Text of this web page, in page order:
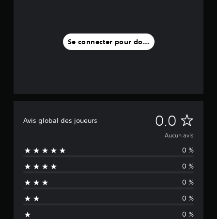
Se connecter pour donner un avis
Avis global des joueurs 0.0 A
u
c
u
n
a
Aucun avis
0 %
0 %
0 %
0 %
0 %